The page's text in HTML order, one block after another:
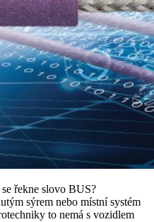
řekne slovo BUS?
sýrem nebo místní systém
to nemá s vozidlem